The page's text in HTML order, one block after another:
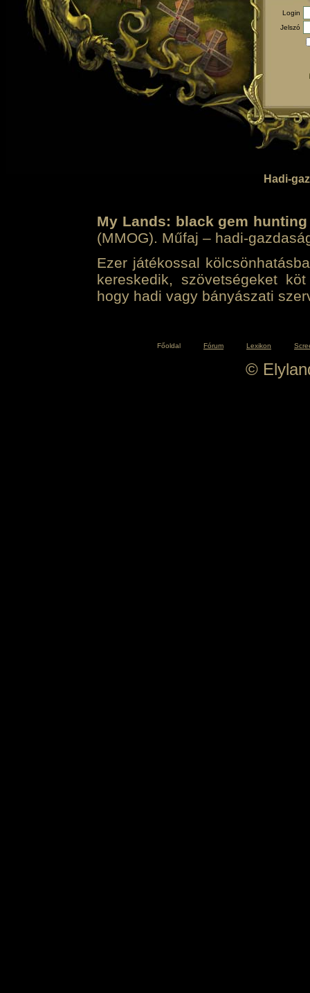
Login
Jelszó
Hadi-
My Lands: black gem hunting
(MMOG). Műfaj – hadi-
Ezer játékossal
kereskedik, szövetségeket
hogy hadi vagy bányászati
Főoldal Fórum Lexikon
©